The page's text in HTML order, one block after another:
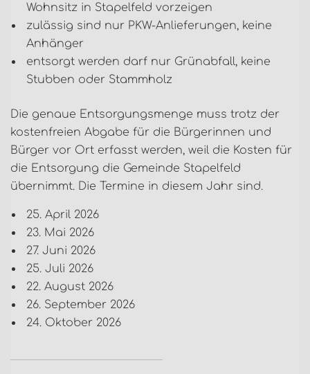
Wohnsitz in Stapelfeld vorzeigen
zulässig sind nur PKW-Anlieferungen, keine
Anhänger
entsorgt werden darf nur Grünabfall, keine
Stubben oder Stammholz
Die genaue Entsorgungsmenge muss trotz der
kostenfreien Abgabe für die Bürgerinnen und
Bürger vor Ort erfasst werden, weil die Kosten für
die Entsorgung die Gemeinde Stapelfeld
übernimmt. Die Termine in diesem Jahr sind.
25. April 2026
23. Mai 2026
27. Juni 2026
25. Juli 2026
22. August 2026
26. September 2026
24. Oktober 2026